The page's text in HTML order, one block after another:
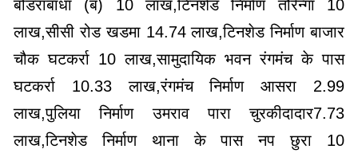
बोडराबांधा (ब) 10 लाख,टिनशेड निर्माण तौरेन्गा 10
लाख,सीसी रोड खडमा 14.74 लाख,टिनशेड निर्माण बाजार
चौक घटकर्रा 10 लाख,सामुदायिक भवन रंगमंच के पास
घटकर्रा 10.33 लाख,रंगमंच निर्माण आसरा 2.99
लाख,पुलिया निर्माण उमराव पारा चुरकीदादार7.73
लाख,टिनशेड निर्माण थाना के पास नप छुरा 10